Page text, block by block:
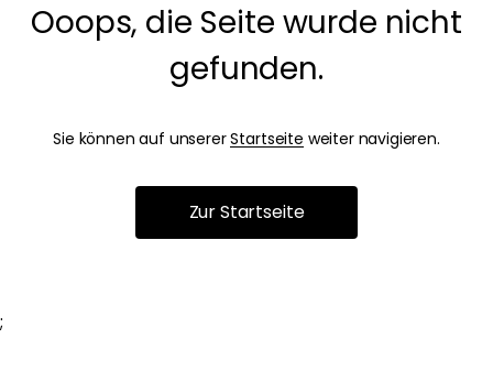
Ooops, die Seite wurde nicht
gefunden.
Sie können auf unsererStartseite weiter navigieren.
Zur Startseite
;